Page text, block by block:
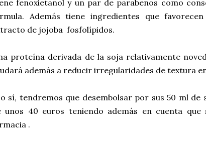
fenoxietanol y un par de parabenos como
Además tiene ingredientes que
de jojoba fosfolípidos.
proteína derivada de la soja relativamente
además a reducir irregularidades de textura
sí, tendremos que desembolsar por sus 50 ml
unos 40 euros teniendo además en cuenta
.